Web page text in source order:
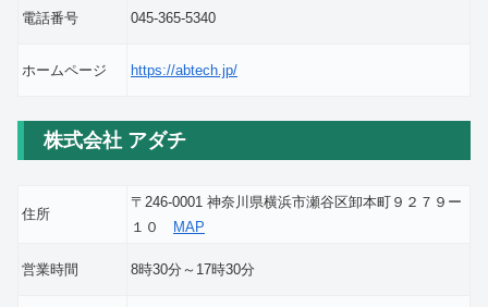
電話番号 045-365-5340
ホームページ https://abtech.jp/
株式会社 アダチ
住所
〒246-0001 神奈川県横浜市瀬谷区卸本町９２７９ー
１０
MAP
営業時間 8時30分～17時30分